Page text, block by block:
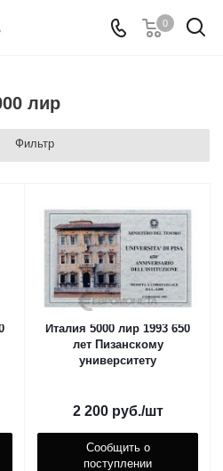
0
лир
Фильтр
Италия 5000 лир 1993 650
лет Пизанскому
университету
2 200руб./шт
Сообщить о
поступлении